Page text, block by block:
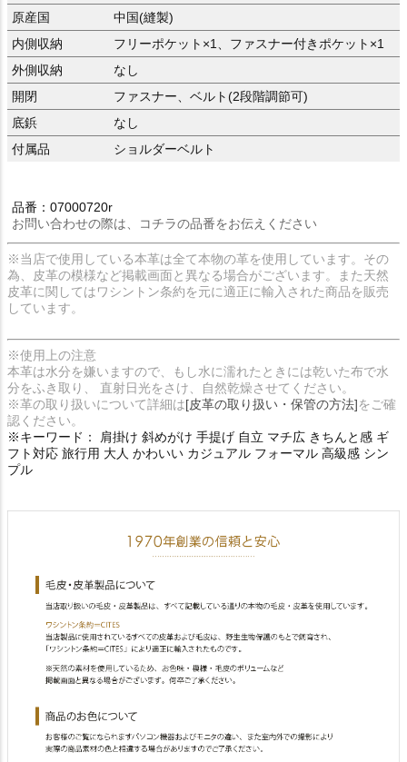
原産国
中国(縫製)
内側収納
フリーポケット×1、ファスナー付きポケット×1
外側収納
なし
開閉
ファスナー、ベルト(2段階調節可)
底鋲
なし
付属品
ショルダーベルト
品番：07000720r
お問い合わせの際は、コチラの品番をお伝えください
※当店で使用している本革は全て本物の革を使用しています。その
為、皮革の模様など掲載画面と異なる場合がございます。また天然
皮革に関してはワシントン条約を元に適正に輸入された商品を販売
しています。
※使用上の注意
本革は水分を嫌いますので、もし水に濡れたときには乾いた布で水
分をふき取り、 直射日光をさけ、自然乾燥させてください。
※革の取り扱いについて詳細は[皮革の取り扱い・保管の方法]をご確
認ください。
※キーワード： 肩掛け 斜めがけ 手提げ 自立 マチ広 きちんと感 ギ
フト対応 旅行用 大人 かわいい カジュアル フォーマル 高級感 シン
プル